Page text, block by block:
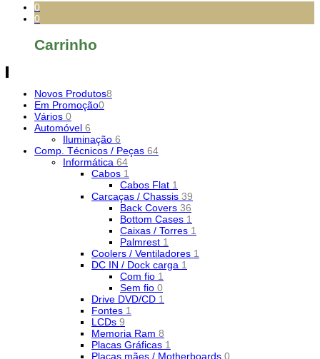
0
0
Carrinho
Novos Produtos8
Em Promoção0
Vários 0
Automóvel 6
Iluminação 6
Comp. Técnicos / Peças 64
Informática 64
Cabos 1
Cabos Flat 1
Carcaças / Chassis 39
Back Covers 36
Bottom Cases 1
Caixas / Torres 1
Palmrest 1
Coolers / Ventiladores 1
DC IN / Dock carga 1
Com fio 1
Sem fio 0
Drive DVD/CD 1
Fontes 1
LCDs 9
Memoria Ram 8
Placas Gráficas 1
Placas mães / Motherboards 0